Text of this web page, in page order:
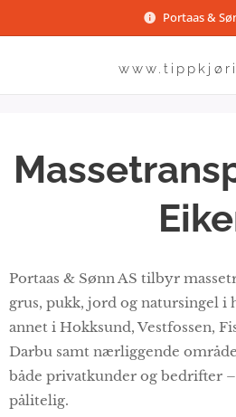
Portaas &
Portaas & Sønn AS tilbyr
grus, pukk, jord og natursingel i
annet i Hokksund, Vestfossen,
Darbu samt nærliggende
både privatkunder og bedrifter
pålitelig.